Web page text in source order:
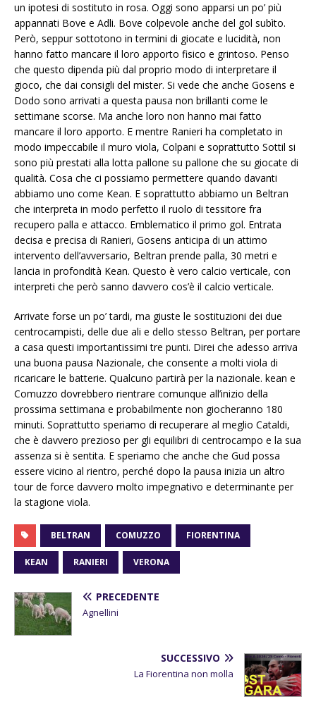
un ipotesi di sostituto in rosa. Oggi sono apparsi un po’ più
appannati Bove e Adli. Bove colpevole anche del gol subìto.
Però, seppur sottotono in termini di giocate e lucidità, non
hanno fatto mancare il loro apporto fisico e grintoso. Penso
che questo dipenda più dal proprio modo di interpretare il
gioco, che dai consigli del mister. Si vede che anche Gosens e
Dodo sono arrivati a questa pausa non brillanti come le
settimane scorse. Ma anche loro non hanno mai fatto
mancare il loro apporto. E mentre Ranieri ha completato in
modo impeccabile il muro viola, Colpani e soprattutto Sottil si
sono più prestati alla lotta pallone su pallone che su giocate di
qualità. Cosa che ci possiamo permettere quando davanti
abbiamo uno come Kean. E soprattutto abbiamo un Beltran
che interpreta in modo perfetto il ruolo di tessitore fra
recupero palla e attacco. Emblematico il primo gol. Entrata
decisa e precisa di Ranieri, Gosens anticipa di un attimo
intervento dell’avversario, Beltran prende palla, 30 metri e
lancia in profondità Kean. Questo è vero calcio verticale, con
interpreti che però sanno davvero cos’è il calcio verticale.
Arrivate forse un po’ tardi, ma giuste le sostituzioni dei due
centrocampisti, delle due ali e dello stesso Beltran, per portare
a casa questi importantissimi tre punti. Direi che adesso arriva
una buona pausa Nazionale, che consente a molti viola di
ricaricare le batterie. Qualcuno partirà per la nazionale. kean e
Comuzzo dovrebbero rientrare comunque all’inizio della
prossima settimana e probabilmente non giocheranno 180
minuti. Soprattutto speriamo di recuperare al meglio Cataldi,
che è davvero prezioso per gli equilibri di centrocampo e la sua
assenza si è sentita. E speriamo che anche che Gud possa
essere vicino al rientro, perché dopo la pausa inizia un altro
tour de force davvero molto impegnativo e determinante per
la stagione viola.
BELTRAN COMUZZO FIORENTINA
KEAN RANIERI VERONA
PRECEDENTE
Agnellini
SUCCESSIVO
La Fiorentina non molla